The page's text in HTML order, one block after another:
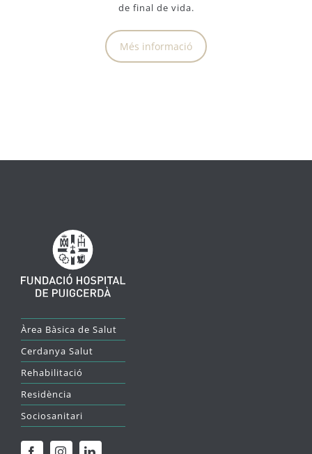
de final de vida.
Més informació
Àrea Bàsica de Salut
Cerdanya Salut
Rehabilitació
Residència
Sociosanitari